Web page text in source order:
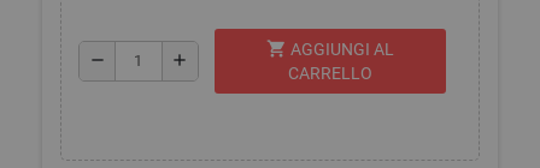
remove add
shopping_cart AGGIUNGI AL
CARRELLO